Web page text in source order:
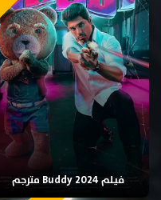
فيلم Buddy 2024 مترجم